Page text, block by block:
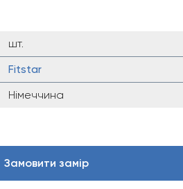
шт.
Fitstar
Німеччина
Замовити замір